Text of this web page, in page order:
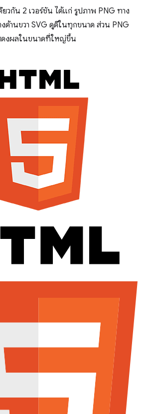
วกัน 2 เวอร์ชัน ได้แก่ รูปภาพ PNG ทาง
ด้านขวา SVG ดูดีในทุกขนาด ส่วน PNG
ดงผลในขนาดที่ใหญ่ขึ้น